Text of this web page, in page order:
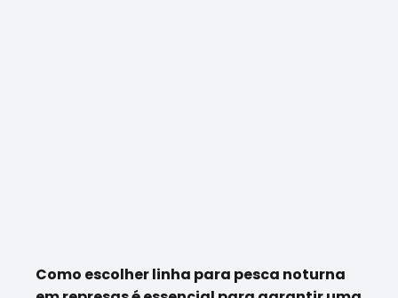
Como escolher linha para pesca noturna